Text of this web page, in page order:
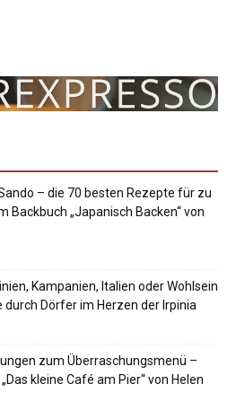
– die 70 besten Rezepte für zu
Backbuch „Japanisch Backen“ von
Kampanien, Italien oder Wohlsein
Dörfer im Herzen der Irpinia
zum Überraschungsmenü –
kleine Café am Pier“ von Helen